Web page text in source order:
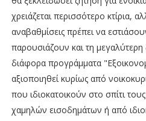
χρειάζεται περισσότερο κτίρια,
αναβαθµίσεις πρέπει να
παρουσιάζουν και τη
διάφορα προγράµµατα
αξιοποιηθεί κυρίως από
που ιδιοκατοικούν στο σπίτι
χαµηλών εισοδηµάτων ή από